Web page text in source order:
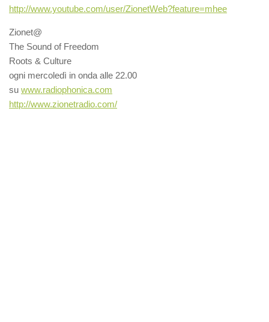
http://www.youtube.com/user/ZionetWeb?feature=mhee
Zionet@
The Sound of Freedom
Roots & Culture
ogni mercoledì in onda alle 22.00
su www.radiophonica.com
http://www.zionetradio.com/